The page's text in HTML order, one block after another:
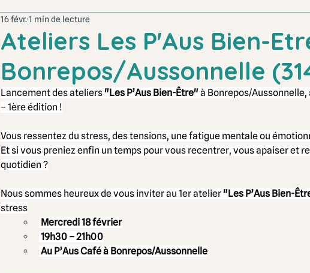
Ateliers Les P'Aus Bien-
Bonrepos/Aussonnelle
16 févr. 1 min de lecture
Lancement des ateliers "Les P’Aus Bien-Être" à Bonrepos/Aussonnelle,
– 1ère édition !
Vous ressentez du stress, des tensions, une fatigue mentale ou
Et si vous preniez enfin un temps pour vous recentrer, vous apaiser et
quotidien ?
Nous sommes heureux de vous inviter au 1er atelier "Les P’Aus Bien-
stress
Mercredi 18 février
19h30 – 21h00
Au P’Aus Café à Bonrepos/Aussonnelle